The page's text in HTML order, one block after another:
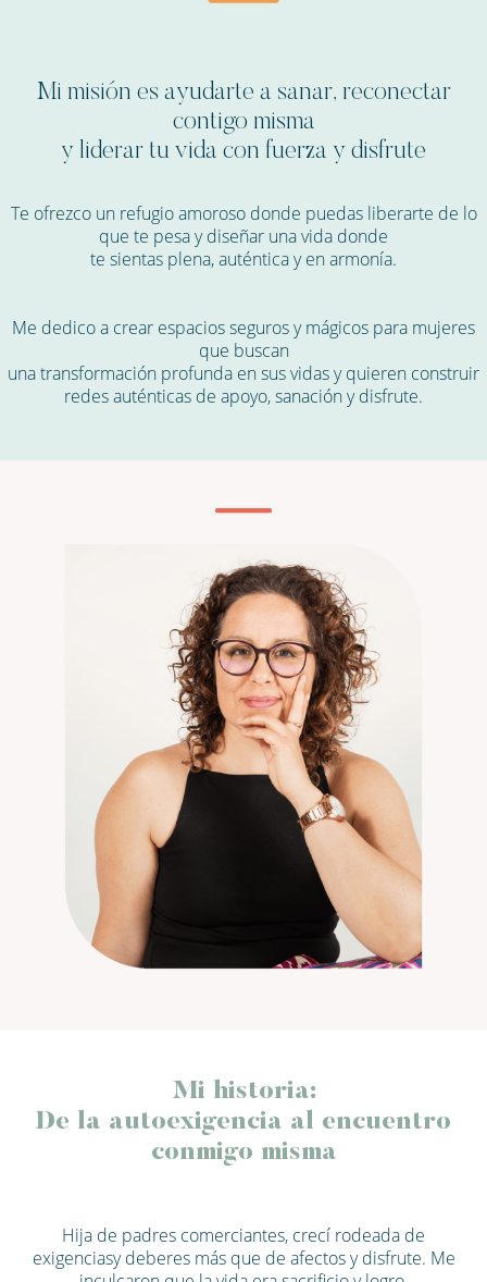
Mi misión es ayudarte a sanar, reconectar
contigo misma
y liderar tu vida con fuerza y disfrute
Te ofrezco un refugio amoroso donde puedas liberarte de lo
que te pesa y diseñar una vida donde
te sientas plena, auténtica y en armonía.
Me dedico a crear espacios seguros y mágicos para mujeres
que buscan
una transformación profunda en sus vidas y quieren construir
redes auténticas de apoyo, sanación y disfrute.
Mi historia:
De la autoexigencia al encuentro
conmigo misma
Hija de padres comerciantes, crecí rodeada de
exigenciasy deberes más que de afectos y disfrute. Me